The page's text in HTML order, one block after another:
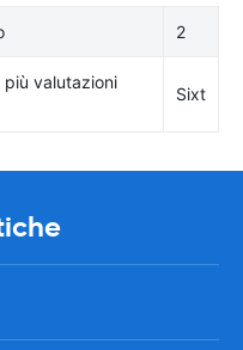
2
valutazioni
Sixt